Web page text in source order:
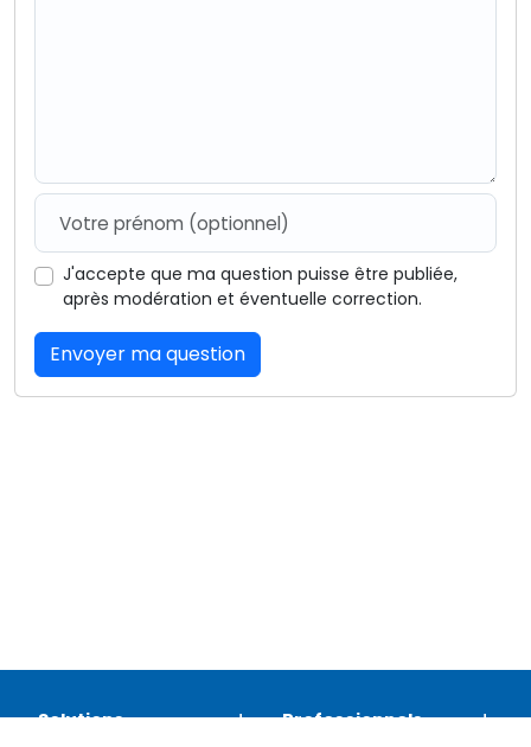
J'accepte que ma question puisse être publiée,
après modération et éventuelle correction.
Envoyer ma question
Solutions Professionnels